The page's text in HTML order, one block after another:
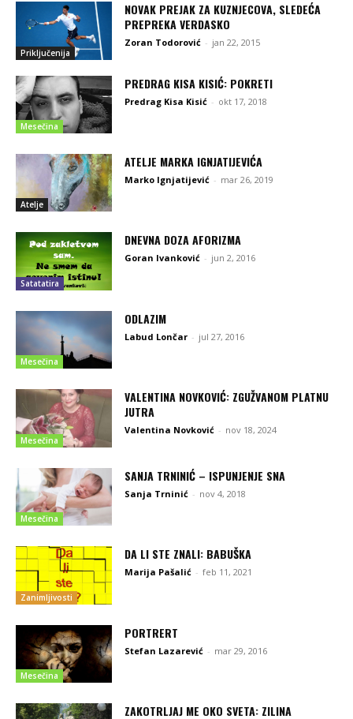
Priključenija
NOVAK PREJAK ZA KUZNJECOVA, SLEDEĆA
PREPREKA VERDASKO
Zoran Todorović - jan 22, 2015
Mesečina
PREDRAG KISA KISIĆ: POKRETI
Predrag Kisa Kisić - okt 17, 2018
Atelje
ATELJE MARKA IGNJATIJEVIĆA
Marko Ignjatijević - mar 26, 2019
Satatatira
DNEVNA DOZA AFORIZMA
Goran Ivanković - jun 2, 2016
Mesečina
ODLAZIM
Labud Lončar - jul 27, 2016
Mesečina
VALENTINA NOVKOVIĆ: ZGUŽVANOM PLATNU
JUTRA
Valentina Novković - nov 18, 2024
Mesečina
SANJA TRNINIĆ – ISPUNJENJE SNA
Sanja Trninić - nov 4, 2018
Zanimljivosti
DA LI STE ZNALI: BABUŠKA
Marija Pašalić - feb 11, 2021
Mesečina
PORTRERT
Stefan Lazarević - mar 29, 2016
ZAKOTRLJAJ ME OKO SVETA: ZILINA